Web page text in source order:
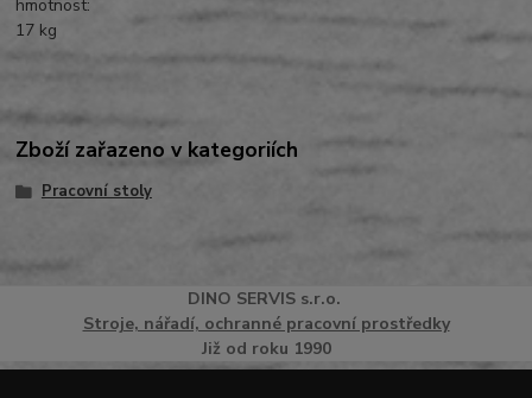
hmotnost:
17 kg
Zboží zařazeno v kategoriích
Pracovní stoly
DINO SERVISs.r.o.
Stroje, nářadí, ochranné pracovní prostředky
Již od roku 1990